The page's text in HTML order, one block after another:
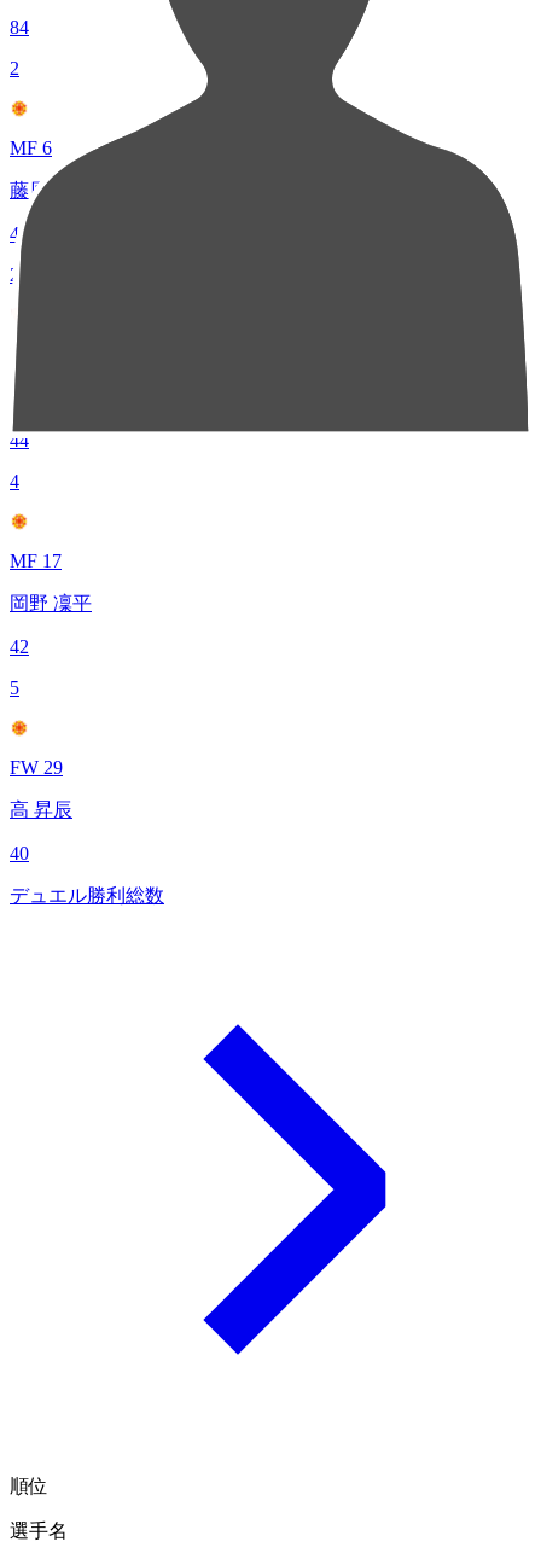
84
2
MF 6
藤原 健介
44
2
DF 22
上原 牧人
44
4
MF 17
岡野 凜平
42
5
FW 29
高 昇辰
40
デュエル勝利総数
順位
選手名